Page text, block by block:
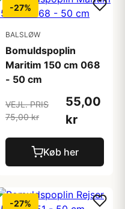
-27%
BALSLØW
Bomuldspoplin
Maritim 150 cm 068
- 50 cm
VEJL. PRIS
75,00 kr
55,00
kr
Køb her
-27%